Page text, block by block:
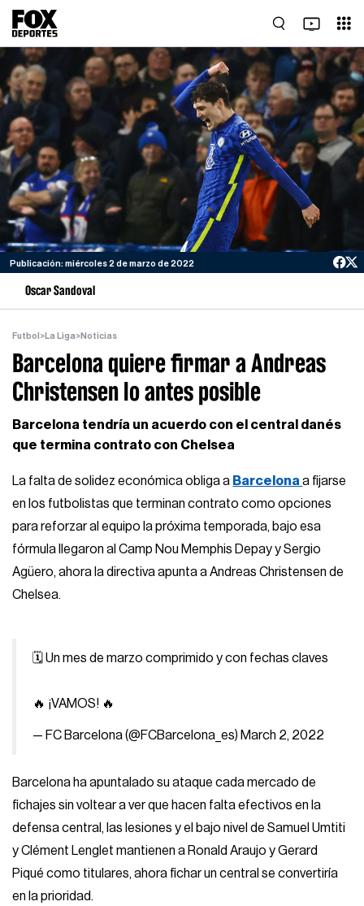
Publicación: miércoles 2 de marzo de 2022
Oscar Sandoval
Futbol >La Liga>Noticias
Barcelona quiere firmar a Andreas
Christensen lo antes posible
Barcelona tendría un acuerdo con el central danés
que termina contrato con Chelsea
La falta de solidez económica obliga a Barcelonaa fijarse
en los futbolistas que terminan contrato como opciones
para reforzar al equipo la próxima temporada, bajo esa
fórmula llegaron al Camp Nou Memphis Depay y Sergio
Agüero, ahora la directiva apunta a Andreas Christensen de
Chelsea.
🗓 Un mes de marzo comprimido y con fechas claves
🔥 ¡VAMOS! 🔥
— FC Barcelona (@FCBarcelona_es) March 2, 2022
Barcelona ha apuntalado su ataque cada mercado de
fichajes sin voltear a ver que hacen falta efectivos en la
defensa central, las lesiones y el bajo nivel de Samuel Umtiti
y Clément Lenglet mantienen a Ronald Araujo y Gerard
Piqué como titulares, ahora fichar un central se convertiría
en la prioridad.